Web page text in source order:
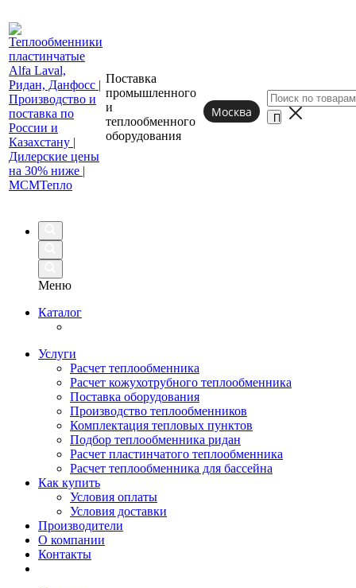
Поставка
промышленного
и
теплообменного
оборудования
Москва
Меню
Каталог
Услуги
Расчет теплообменника
Расчет кожухотрубного теплообменника
Поставка оборудования
Производство теплообменников
Комплектация тепловых пунктов
Подбор теплообменника ридан
Расчет пластинчатого теплообменника
Расчет теплообменника для бассейна
Как купить
Условия оплаты
Условия доставки
Производители
О компании
Контакты